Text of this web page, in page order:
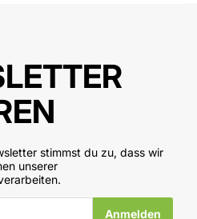
stimmst du zu, dass wir
unserer